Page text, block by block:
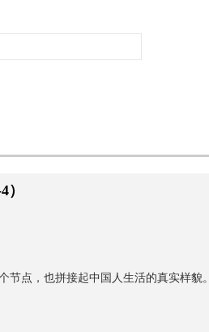
节点，也拼接起中国人生活的真实样貌。